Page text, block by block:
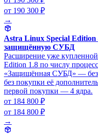
от 190 300 ₽
→
Astra Linux Special
защищённую СУБД
Расширение уже
Edition 1.8 по числу
«Защищённая СУБД» — без
без покупки её
первой покупки — 4 ядра.
от 184 800 ₽
от 184 800 ₽
→